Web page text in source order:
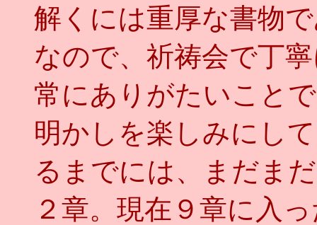
解くには重厚な書物
なので、祈祷会で丁
常にありがたいこと
明かしを楽しみにし
るまでには、まだま
２章。現在９章に入